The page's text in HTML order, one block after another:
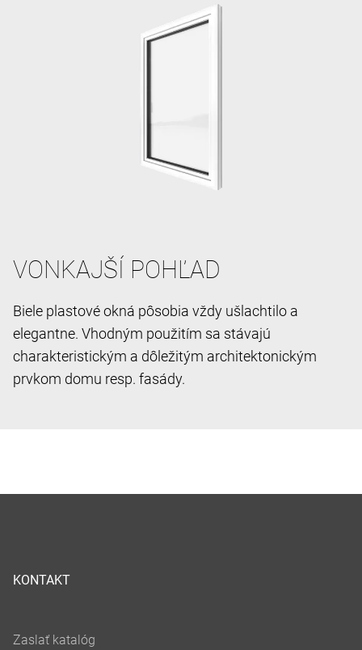
VONKAJŠÍ POHĽAD
Biele plastové okná pôsobia vždy ušlachtilo a
elegantne. Vhodným použitím sa stávajú
charakteristickým a dôležitým architektonickým
prvkom domu resp. fasády.
KONTAKT